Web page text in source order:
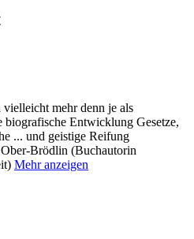
mehr denn je als
Entwicklung Gesetze,
... und geistige Reifung
Brödlin (Buchautorin
Mehr anzeigen